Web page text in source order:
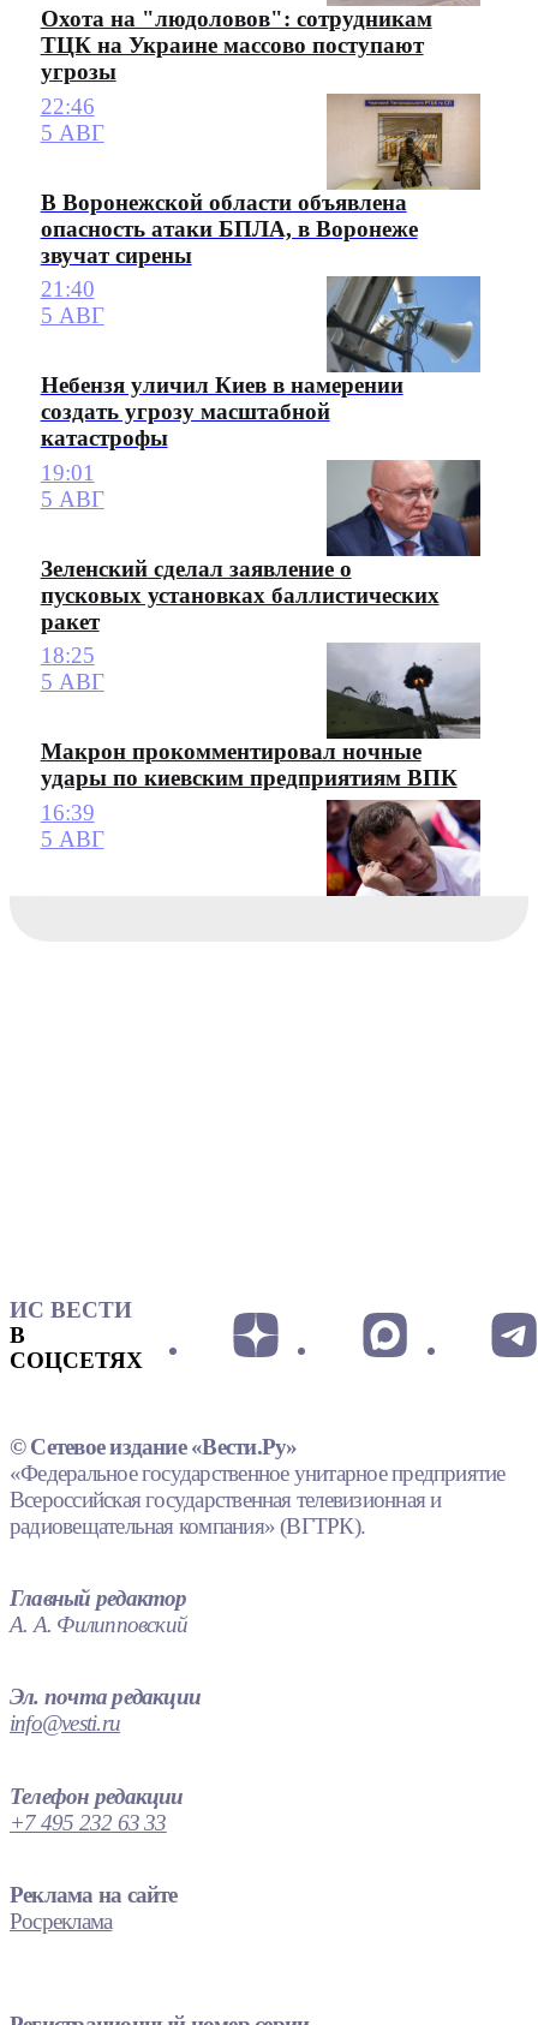
Охота на "людоловов": сотрудникам
ТЦК на Украине массово поступают
угрозы
22:46
5 АВГ
В Воронежской области объявлена
опасность атаки БПЛА, в Воронеже
звучат сирены
21:40
5 АВГ
Небензя уличил Киев в намерении
создать угрозу масштабной
катастрофы
19:01
5 АВГ
Зеленский сделал заявление о
пусковых установках баллистических
ракет
18:25
5 АВГ
Макрон прокомментировал ночные
удары по киевским предприятиям ВПК
16:39
5 АВГ
ИС ВЕСТИ
В
СОЦСЕТЯХ
© Сетевое издание «Вести.Ру»
«Федеральное государственное унитарное предприятие
Всероссийская государственная телевизионная и
радиовещательная компания» (ВГТРК).
Главный редактор
А. А. Филипповский
Эл. почта редакции
info@vesti.ru
Телефон редакции
+7 495 232 63 33
Реклама на сайте
Росреклама